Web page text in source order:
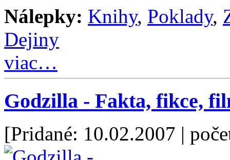
Nálepky: Knihy, Poklady,
Dejiny
viac…
Godzilla - Fakta, fikce,
[Pridané: 10.02.2007 |